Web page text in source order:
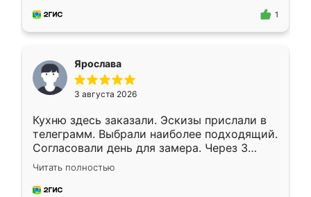
предложил по моему эскизу самый
1
Ярослава
3 августа 2026
Кухню здесь заказали. Эскизы прислали в
телеграмм. Выбрали наиболее подходящий.
Согласовали день для замера. Через 3
недели кухня была уже готова. Остались
довольны работой. Спасибо Ренессанс
мебель за качественную работу!
Читать полностью